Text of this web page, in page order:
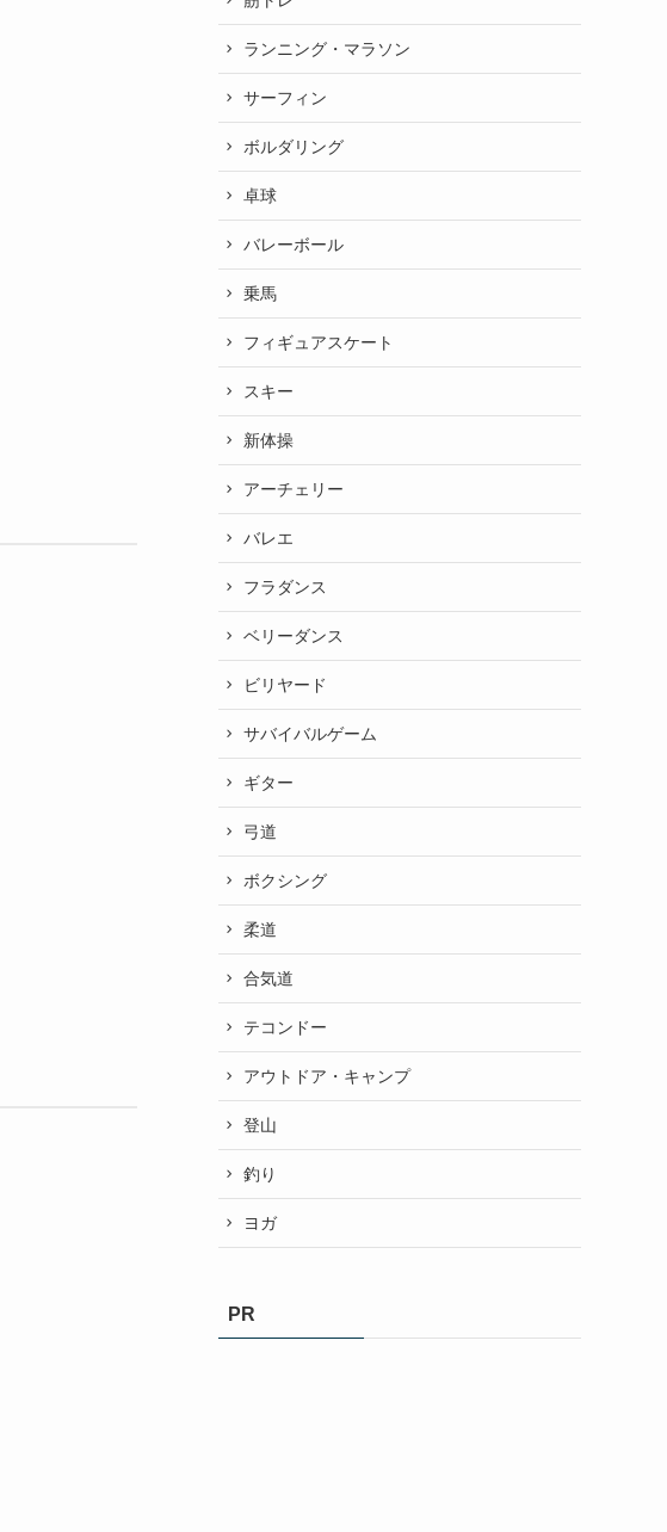
ランニング・マラソン
サーフィン
ボルダリング
卓球
バレーボール
乗馬
フィギュアスケート
スキー
新体操
アーチェリー
バレエ
フラダンス
ベリーダンス
ビリヤード
サバイバルゲーム
ギター
弓道
ボクシング
柔道
合気道
テコンドー
アウトドア・キャンプ
登山
釣り
ヨガ
PR